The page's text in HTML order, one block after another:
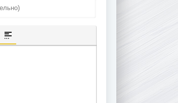
ССЫЛКУТЕКСТА
ЦИТАТЫСПОЙЛЕРА